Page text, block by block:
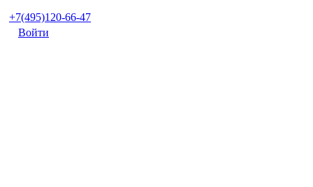
+7(495)120-66-47
Войти